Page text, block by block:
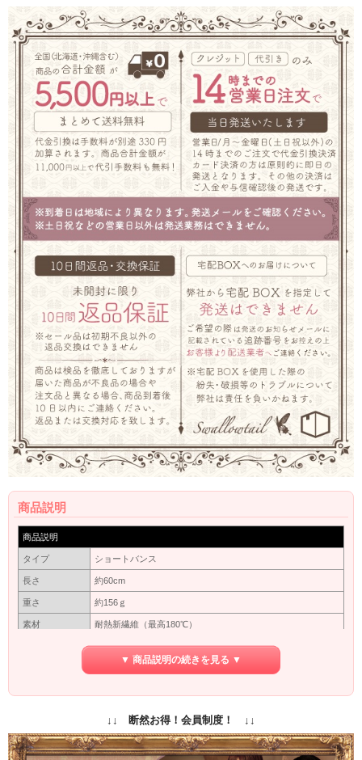
商品説明
商品説明
タイプ ショートバンス
長さ 約60cm
重さ 約156ｇ
素材 耐熱新繊維（最高180℃）
カバーネットに入れて出来るだけ太陽にあたらない暗いとこ
ろで保管してください。長い間使わない場合は洗ってから保
保障期間 初期保障／10日間の返品保障
カラー
商品写真はできる限り実物の色に近づけるよう加工しており
ますが、お客様がご使用するモニター設定や部屋の照明によ
り実際の商品とは色味が異なる場合があります。
色味が異なる等のクレーム、返品交換等はお受けできませ
▼ 商品説明の続きを見る ▼
↓↓ 断然お得！会員制度！ ↓↓